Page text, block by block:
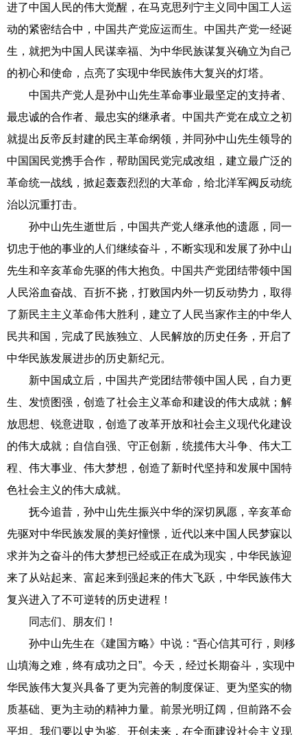
进了中国人民的伟大觉醒，在马克思列宁主义同中国工人运
动的紧密结合中，中国共产党应运而生。中国共产党一经诞
生，就把为中国人民谋幸福、为中华民族谋复兴确立为自己
的初心和使命，点亮了实现中华民族伟大复兴的灯塔。
中国共产党人是孙中山先生革命事业最坚定的支持者、
最忠诚的合作者、最忠实的继承者。中国共产党在成立之初
就提出反帝反封建的民主革命纲领，并同孙中山先生领导的
中国国民党携手合作，帮助国民党完成改组，建立最广泛的
革命统一战线，掀起轰轰烈烈的大革命，给北洋军阀反动统
治以沉重打击。
孙中山先生逝世后，中国共产党人继承他的遗愿，同一
切忠于他的事业的人们继续奋斗，不断实现和发展了孙中山
先生和辛亥革命先驱的伟大抱负。中国共产党团结带领中国
人民浴血奋战、百折不挠，打败国内外一切反动势力，取得
了新民主主义革命伟大胜利，建立了人民当家作主的中华人
民共和国，完成了民族独立、人民解放的历史任务，开启了
中华民族发展进步的历史新纪元。
新中国成立后，中国共产党团结带领中国人民，自力更
生、发愤图强，创造了社会主义革命和建设的伟大成就；解
放思想、锐意进取，创造了改革开放和社会主义现代化建设
的伟大成就；自信自强、守正创新，统揽伟大斗争、伟大工
程、伟大事业、伟大梦想，创造了新时代坚持和发展中国特
色社会主义的伟大成就。
抚今追昔，孙中山先生振兴中华的深切夙愿，辛亥革命
先驱对中华民族发展的美好憧憬，近代以来中国人民梦寐以
求并为之奋斗的伟大梦想已经或正在成为现实，中华民族迎
来了从站起来、富起来到强起来的伟大飞跃，中华民族伟大
复兴进入了不可逆转的历史进程！
同志们、朋友们！
孙中山先生在《建国方略》中说：“吾心信其可行，则移
山填海之难，终有成功之日”。今天，经过长期奋斗，实现中
华民族伟大复兴具备了更为完善的制度保证、更为坚实的物
质基础、更为主动的精神力量。前景光明辽阔，但前路不会
平坦。我们要以史为鉴、开创未来，在全面建设社会主义现